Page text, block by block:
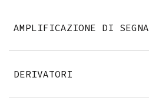
AMPLIFICAZIONE DI
DERIVATORI